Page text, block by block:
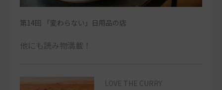
第14回 「変わらない」日用品の店
他にも読み物満載！
LOVE THE CURRY